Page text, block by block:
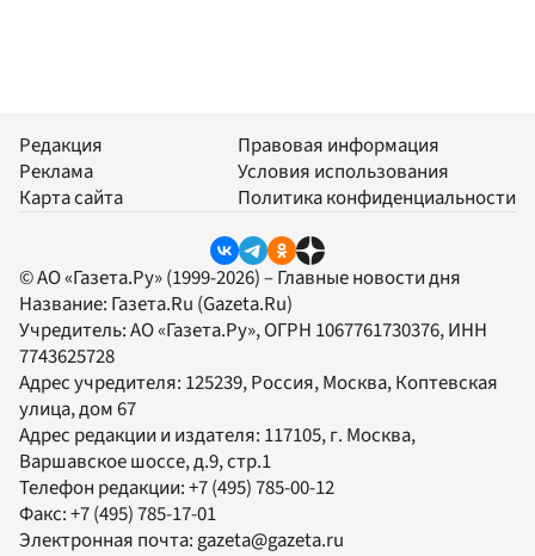
Редакция
Реклама
Карта сайта
Правовая информация
Условия использования
Политика конфиденциальности
© АО «Газета.Ру» (1999-2026) – Главные новости дня
Название: Газета.Ru (Gazeta.Ru)
Учредитель:АО «Газета.Ру», ОГРН 1067761730376, ИНН
7743625728
Адрес учредителя: 125239, Россия, Москва, Коптевская
улица, дом 67
Адрес редакции и издателя: 117105, г. Москва,
Варшавское шоссе, д.9, стр.1
Телефон редакции:+7 (495) 785-00-12
Факс:+7 (495) 785-17-01
Электронная почта: gazeta@gazeta.ru